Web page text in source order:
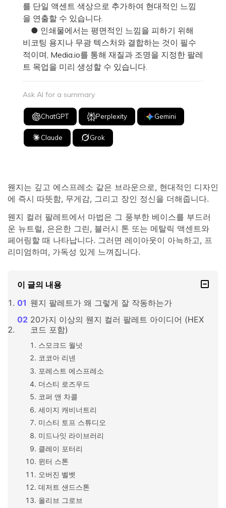
를 단일 액센트 색상으로 추가하여 현대적인 느낌
을 연출할 수 있습니다.
● 인쇄물에서는 평면적인 느낌을 피하기 위해
비코팅 용지나 무광 텍스처와 결합하는 것이 필수
적이며, Media.io를 통해 재질과 조명을 지정한 팔레
트 목업을 미리 생성할 수 있습니다.
Ask AI for a summary
ChatGPT Perplexity Gemini
Claude Grok
웬지는 깊고 에스프레소 같은 브라운으로, 현대적인 디자인
에 즉시 따뜻함, 무게감, 그리고 장인 정신을 더해줍니다.
웬지 컬러 팔레트에서 마법은 그 풍부한 베이스를 부드러
운 뉴트럴, 은은한 그린, 블러시 톤 또는 메탈릭 액센트와
페어링할 때 나타납니다. 그러면 레이아웃이 아늑하고, 프
리미엄하며, 가독성 있게 느껴집니다.
이 글의 내용
웬지 팔레트가 왜 그렇게 잘 작동하는가
20가지 이상의 웬지 컬러 팔레트 아이디어 (HEX
코드 포함)
스모크드 월넛
코코아 리넨
포레스트 에스프레소
더스티 로즈우드
코퍼 앤 차콜
세이지 캐비너트리
미스티 토프 스튜디오
미드나잇 라이브러리
클레이 포터리
윈터 스톤
오버진 벨벳
데저트 샌드스톤
올리브 그로브